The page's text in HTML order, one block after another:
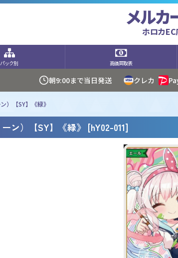
メルカ
ホロカEC
パック別 高価買取表
朝9:00まで当日発送 クレカ
）【SY】《緑》
ン）【SY】《緑》 [hY02-011]